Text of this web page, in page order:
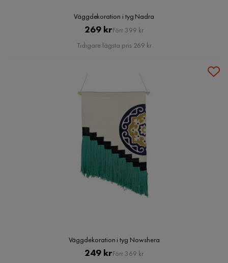
Väggdekoration i tyg Nadra
Pris
269 krOriginal
Pris
Förr 399 kr
Tidigare lägsta pris 269 kr
Väggdekoration i tyg Nowshera
Pris
249 krOriginal
Förr 369 kr